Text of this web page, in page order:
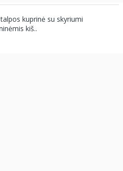
kuprinė su skyriumi
kiš..